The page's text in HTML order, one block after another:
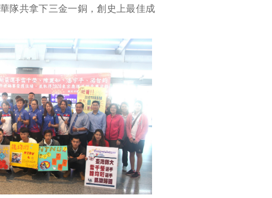
隊共拿下三金一銅，創史上最佳成